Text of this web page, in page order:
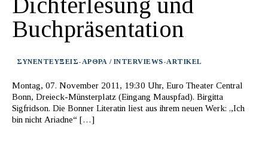
Buchpräsentation
ΣΥΝΕΝΤΕΥΞΕΙΣ-ΑΡΘΡΑ / INTERVIEWS-ARTIKEL
Montag, 07. November 2011, 19:30 Uhr, Euro Theater Central
Bonn, Dreieck-Münsterplatz (Eingang Mauspfad). Birgitta
Sigfridson. Die Bonner Literatin liest aus ihrem neuen Werk: „Ich
bin nicht Ariadne“ […]